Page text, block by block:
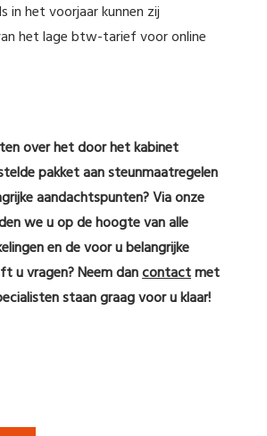
in het voorjaar kunnen zij
het lage btw-tarief voor online
over het door het kabinet
pakket aan steunmaatregelen
aandachtspunten? Via onze
we u op de hoogte van alle
en de voor u belangrijke
u vragen? Neem dancontactmet
staan graag voor u klaar!